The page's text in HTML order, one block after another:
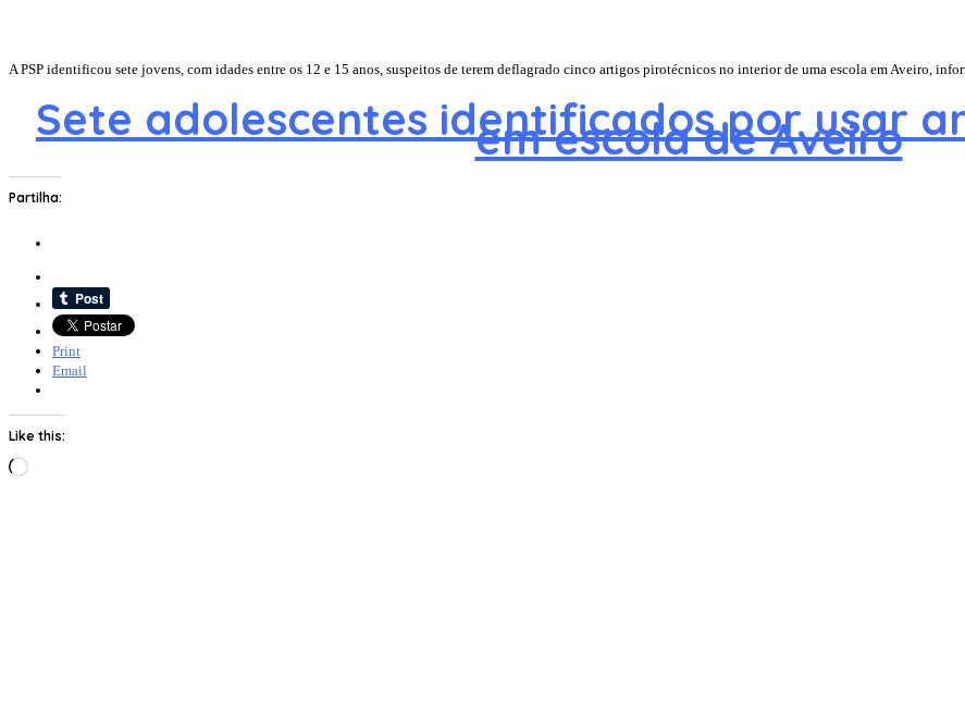
A PSP identificou sete jovens, com idades entre os 12 e 15 anos, suspeitos de terem deflagrado cinco artigos pirotécnicos no interior de uma escola em Aveiro,
Sete adolescentes identificados por usar
em escola de Aveiro
Partilha:
Print
Email
Like this:
Loading…